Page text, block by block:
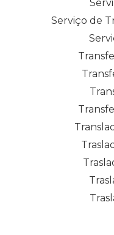
Serviço de